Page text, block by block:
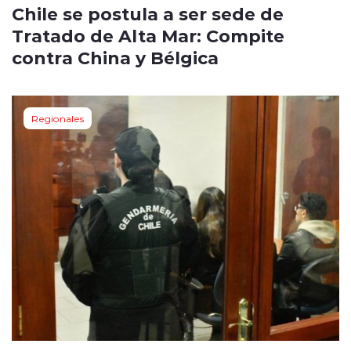
Chile se postula a ser sede de
Tratado de Alta Mar: Compite
contra China y Bélgica
Regionales